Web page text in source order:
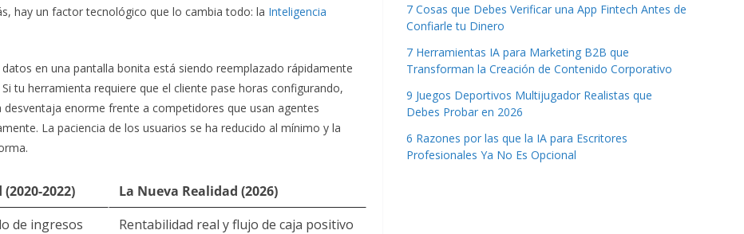
hay un factor tecnológico que lo cambia todo: la Inteligencia
en una pantalla bonita está siendo reemplazado rápidamente
tu herramienta requiere que el cliente pase horas configurando,
enorme frente a competidores que usan agentes
La paciencia de los usuarios se ha reducido al mínimo y la
2022)
La Nueva Realidad (2026)
de ingresos
Rentabilidad real y flujo de caja positivo
7 Cosas que Debes Verificar una App Fintech Antes de
Confiarle tu Dinero
7 Herramientas IA para Marketing B2B que
Transforman la Creación de Contenido Corporativo
9 Juegos Deportivos Multijugador Realistas que
Debes Probar en 2026
6 Razones por las que la IA para Escritores
Profesionales Ya No Es Opcional